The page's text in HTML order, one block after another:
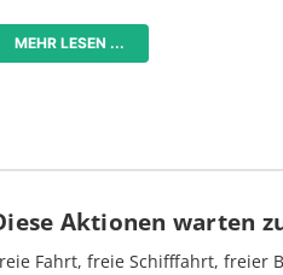
MEHR LESEN ...
Aktionen warten
Fahrt, freie Schifffahrt, freier